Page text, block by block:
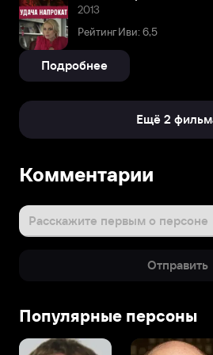
2013
Рейтинг Иви: 6,5
Подробнее
Ещё 2
Комментарии
Расскажите первым о персоне
Отправить
Популярные персоны